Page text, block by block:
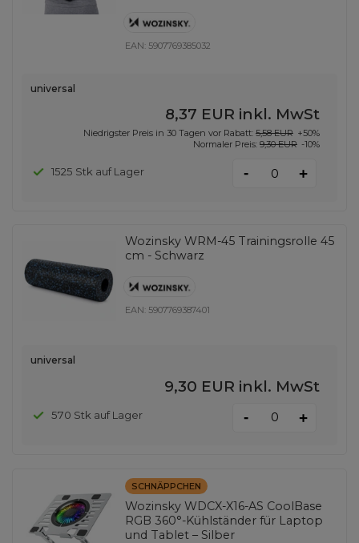
EAN: 5907769385032
universal
8,37 EUR inkl. MwSt
Niedrigster Preis in 30 Tagen vor Rabatt: 5,58 EUR +50%
Normaler Preis: 9,30 EUR -10%
1525 Stk auf Lager - +
Wozinsky WRM-45 Trainingsrolle 45
cm - Schwarz
EAN: 5907769387401
universal
9,30 EUR inkl. MwSt
570 Stk auf Lager - +
SCHNÄPPCHEN
Wozinsky WDCX-X16-AS CoolBase
RGB 360°-Kühlständer für Laptop
und Tablet – Silber